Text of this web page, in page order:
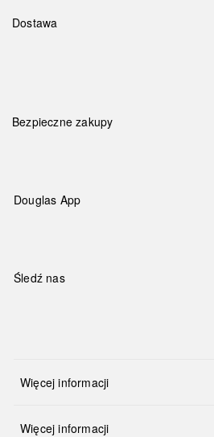
Dostawa
Bezpieczne zakupy
Douglas App
Śledź nas
Więcej informacji
Więcej informacji